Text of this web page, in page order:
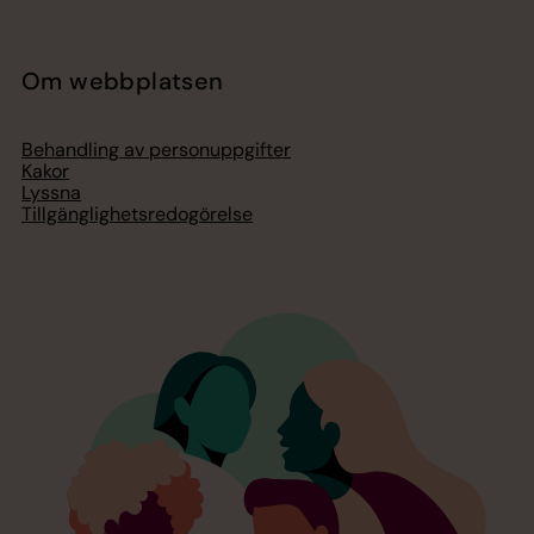
Om webbplatsen
Behandling av personuppgifter
Kakor
Lyssna
Tillgänglighetsredogörelse